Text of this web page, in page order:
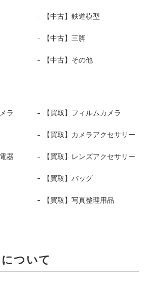
【中古】鉄道模型
【中古】三脚
【中古】その他
ラ 【買取】フィルムカメラ
【買取】カメラアクセサリー
器 【買取】レンズアクセサリー
【買取】バッグ
【買取】写真整理用品
ついて